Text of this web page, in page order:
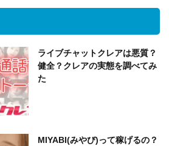
ライブチャットクレアは悪質？
健全？クレアの実態を調べてみ
た
MIYABI(みやび)って稼げるの？